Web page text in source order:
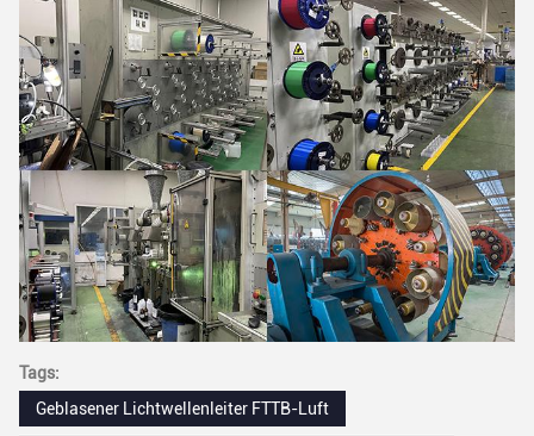
Tags:
Geblasener Lichtwellenleiter FTTB-Luft